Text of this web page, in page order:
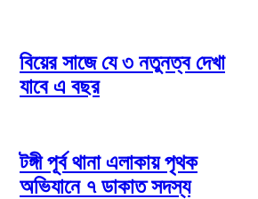
বিয়ের সাজে যে ৩ নতুনত্ব দেখা
যাবে এ বছর
টঙ্গী পূর্ব থানা এলাকায় পৃথক
অভিযানে ৭ ডাকাত সদস্য